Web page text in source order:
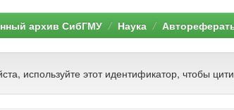
архив СибГМУ Наука
используйте этот идентификатор, чтобы